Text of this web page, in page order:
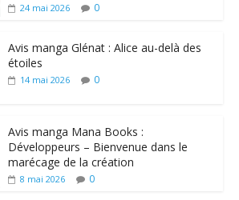
24 mai 2026 0
Avis manga Glénat : Alice au-delà des
étoiles
14 mai 2026 0
Avis manga Mana Books :
Développeurs – Bienvenue dans le
marécage de la création
8 mai 2026 0